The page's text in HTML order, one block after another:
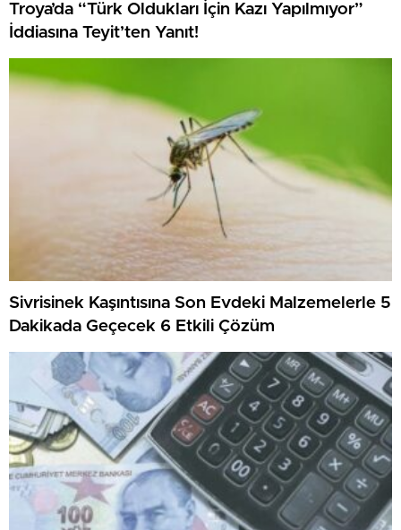
Troya’da “Türk Oldukları İçin Kazı Yapılmıyor”
İddiasına Teyit’ten Yanıt!
Sivrisinek Kaşıntısına Son Evdeki Malzemelerle 5
Dakikada Geçecek 6 Etkili Çözüm